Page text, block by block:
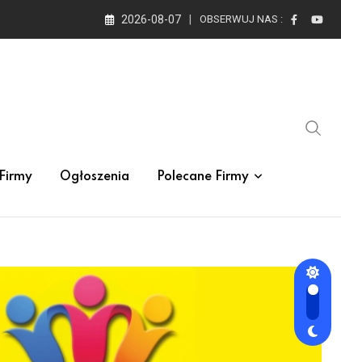
2026-08-07 OBSERWUJ NAS :
Firmy Ogłoszenia Polecane Firmy